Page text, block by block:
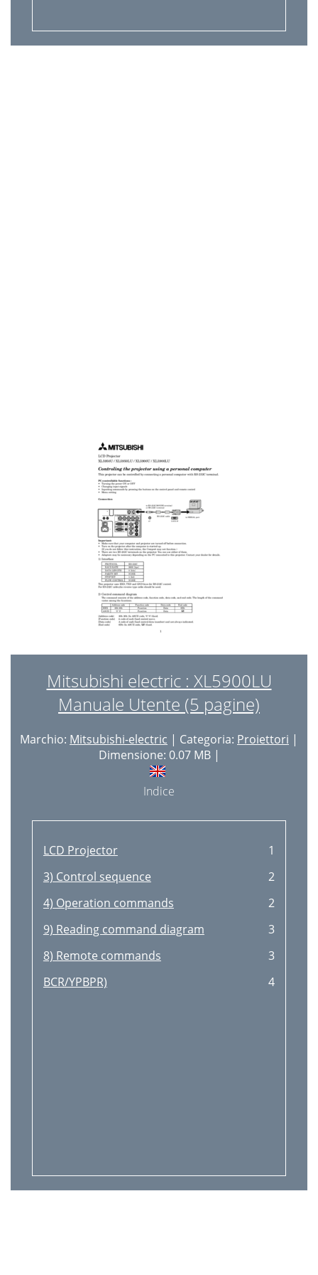
Mitsubishi electric : XL5900LU
Manuale Utente (5 pagine)
Marchio: Mitsubishi-electric | Categoria: Proiettori |
Dimensione: 0.07 MB |
Indice
LCD Projector
1
3) Control sequence
2
4) Operation commands
2
9) Reading command diagram
3
8) Remote commands
3
BCR/YPBPR)
4